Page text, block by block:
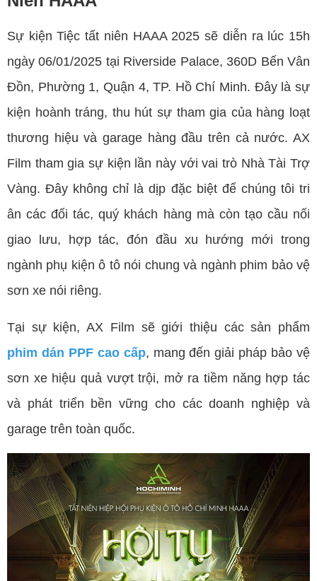
Sự kiện Tiệc tất niên HAAA 2025 sẽ diễn ra lúc 15h
ngày 06/01/2025 tại Riverside Palace, 360D Bến Vân
Đồn, Phường 1, Quận 4, TP. Hồ Chí Minh. Đây là sự
kiện hoành tráng, thu hút sự tham gia của hàng loạt
thương hiệu và garage hàng đầu trên cả nước. AX
Film tham gia sự kiện lần này với vai trò Nhà Tài Trợ
Vàng. Đây không chỉ là dịp đặc biệt để chúng tôi tri
ân các đối tác, quý khách hàng mà còn tạo cầu nối
giao lưu, hợp tác, đón đầu xu hướng mới trong
ngành phụ kiện ô tô nói chung và ngành phim bảo vệ
sơn xe nói riêng.
Tại sự kiện, AX Film sẽ giới thiệu các sản phẩm
phim dán PPF cao cấp, mang đến giải pháp bảo vệ
sơn xe hiệu quả vượt trội, mở ra tiềm năng hợp tác
và phát triển bền vững cho các doanh nghiệp và
garage trên toàn quốc.